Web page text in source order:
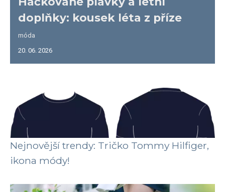
doplňky: kousek léta z příze
móda
20. 06. 2026
Nejnovější trendy: Tričko Tommy Hilfiger,
ikona módy!